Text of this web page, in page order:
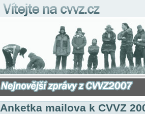
Anketka mailova k CVVZ